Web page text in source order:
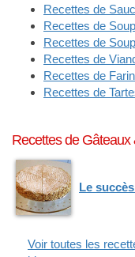
Recettes de
Recettes de
Recettes de
Recettes de
Recettes de
Recettes de
Recettes de
Le
Voir toutes les